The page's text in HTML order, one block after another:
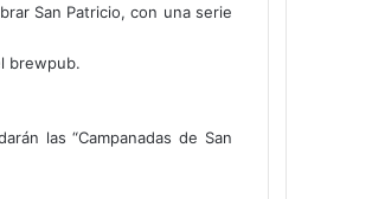
San Patricio, con una serie
brewpub.
las “Campanadas de San